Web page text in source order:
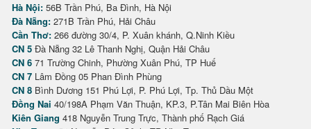
Hà Nội: 56B Trần Phú, Ba Đình, Hà Nội
Đà Nẵng: 271B Trần Phú, Hải Châu
Cần Thơ: 266 đường 30/4, P. Xuân khánh, Q.Ninh Kiều
CN 5 Đà Nẵng 32 Lê Thanh Nghị, Quận Hải Châu
CN 6 71 Trường Chinh, Phường Xuân Phú, TP Huế
CN 7 Lâm Đồng 05 Phan Đình Phùng
CN 8 Bình Dương 151 Phú Lợi, P. Phú Lợi, Tp. Thủ Dầu Một
Đồng Nai 40/198A Phạm Văn Thuận, KP.3, P.Tân Mai Biên Hòa
Kiên Giang 418 Nguyễn Trung Trực, Thành phố Rạch Giá